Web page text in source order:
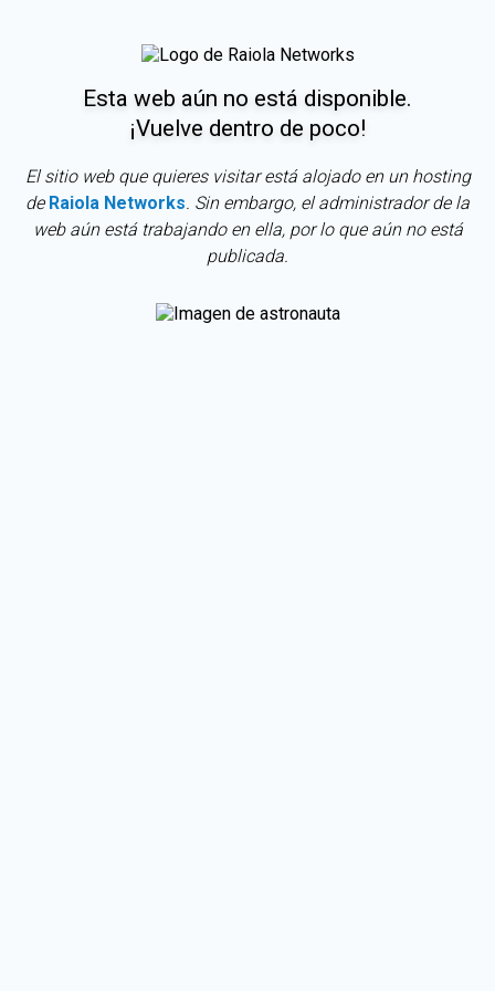
Esta web aún no está disponible.
¡Vuelve dentro de poco!
El sitio web que quieres visitar está alojado en un hosting
de Raiola Networks . Sin embargo, el administrador de la
web aún está trabajando en ella, por lo que aún no está
publicada.